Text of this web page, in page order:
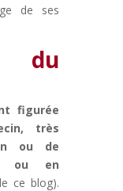
de ses
du
figurée
très
ou de
ou en
ce blog).